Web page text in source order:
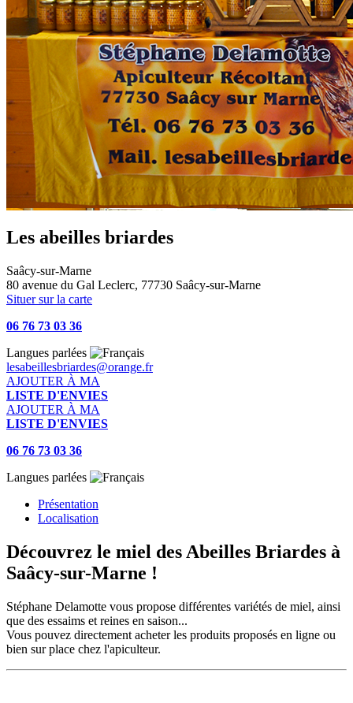
Les abeilles briardes
Saâcy-sur-Marne
80 avenue du Gal Leclerc, 77730 Saâcy-sur-Marne
Situer sur la carte
06 76 73 03 36
Langues parlées
lesabeillesbriardes@orange.fr
AJOUTER À MA
LISTE D'ENVIES
AJOUTER À MA
LISTE D'ENVIES
06 76 73 03 36
Langues parlées
Présentation
Localisation
Découvrez le miel des Abeilles Briardes à
Saâcy-sur-Marne !
Stéphane Delamotte vous propose différentes variétés de miel, ainsi
que des essaims et reines en saison...
Vous pouvez directement acheter les produits proposés en ligne ou
bien sur place chez l'apiculteur.